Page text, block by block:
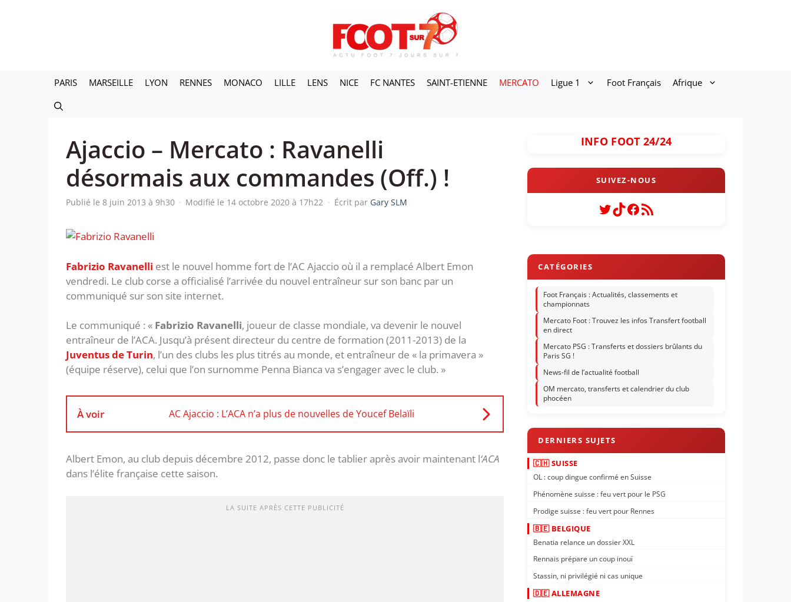
PARIS MARSEILLE LYON RENNES MONACO LILLE LENS NICE FC NANTES SAINT-ETIENNE MERCATO Ligue 1 Foot Français Afrique
Ajaccio – Mercato : Ravanelli
désormais aux commandes (Off.) !
Publié le 8 juin 2013 à 9h30 · Modifié le 14 octobre 2020 à 17h22 · Écrit par Gary SLM
Fabrizio Ravanelli est le nouvel homme fort de l’AC Ajaccio où il a remplacé Albert Emon
vendredi. Le club corse a officialisé l’arrivée du nouvel entraîneur sur son banc par un
communiqué sur son site internet.
Le communiqué : « Fabrizio Ravanelli, joueur de classe mondiale, va devenir le nouvel
entraîneur de l’ACA. Jusqu’à présent directeur du centre de formation (2011-2013) de la
Juventus de Turin, l’un des clubs les plus titrés au monde, et entraîneur de « la primavera »
(équipe réserve), celui que l’on surnomme Penna Bianca va s’engager avec le club. »
À voir AC Ajaccio : L’ACA n’a plus de nouvelles de Youcef Belaïli
Albert Emon, au club depuis décembre 2012, passe donc le tablier après avoir maintenant l‘ACA
dans l’élite française cette saison.
LA SUITE APRÈS CETTE PUBLICITÉ
INFO FOOT 24/24
Twitter
TikTok
Facebook
Flux RSS
Foot Français : Actualités, classements et
championnats
Mercato Foot : Trouvez les infos Transfert football
en direct
Mercato PSG : Transferts et dossiers brûlants du
Paris SG !
News-fil de l’actualité football
OM mercato, transferts et calendrier du club
phocéen
🇨🇭 SUISSE
OL : coup dingue confirmé en Suisse
Phénomène suisse : feu vert pour le PSG
Prodige suisse : feu vert pour Rennes
🇧🇪 BELGIQUE
Benatia relance un dossier XXL
Rennais prépare un coup inouï
Stassin, ni privilégié ni cas unique
🇩🇪 ALLEMAGNE